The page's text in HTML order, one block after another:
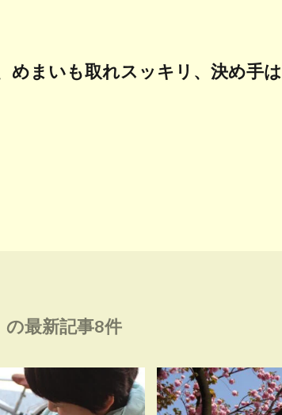
めまいも取れスッキリ、決め手は
の最新記事8件